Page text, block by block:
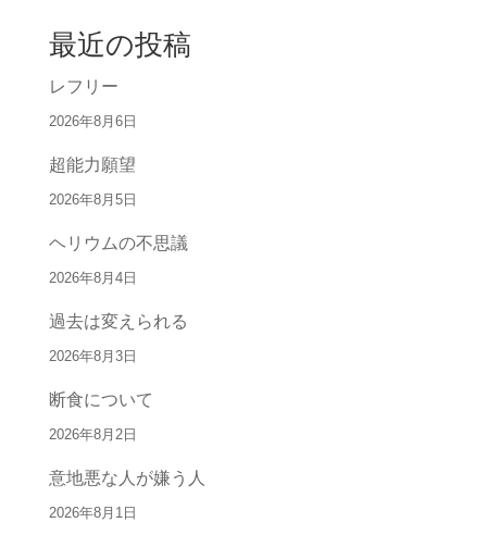
最近の投稿
レフリー
2026年8月6日
超能力願望
2026年8月5日
ヘリウムの不思議
2026年8月4日
過去は変えられる
2026年8月3日
断食について
2026年8月2日
意地悪な人が嫌う人
2026年8月1日